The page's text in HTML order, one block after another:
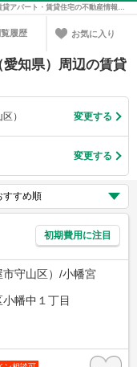
名古屋市バス（名古屋市守山区）（愛知県）の賃貸マンション・賃貸アパート・賃貸住宅の不動産情報を検索！不動産賃貸の物件探しは、お部屋探しのエイブル
覧履歴 お気に入り
知県）周辺の賃貸
） 変更する
変更する
初期費用に注目
守山区）/小幡宮
幡中１丁目